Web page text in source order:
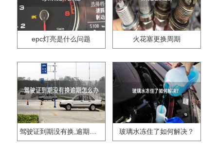
epc灯亮是什么问题 火花塞更换周期
驾驶证到期没有换,逾期怎么办?? 玻璃水冻住了如何解决？